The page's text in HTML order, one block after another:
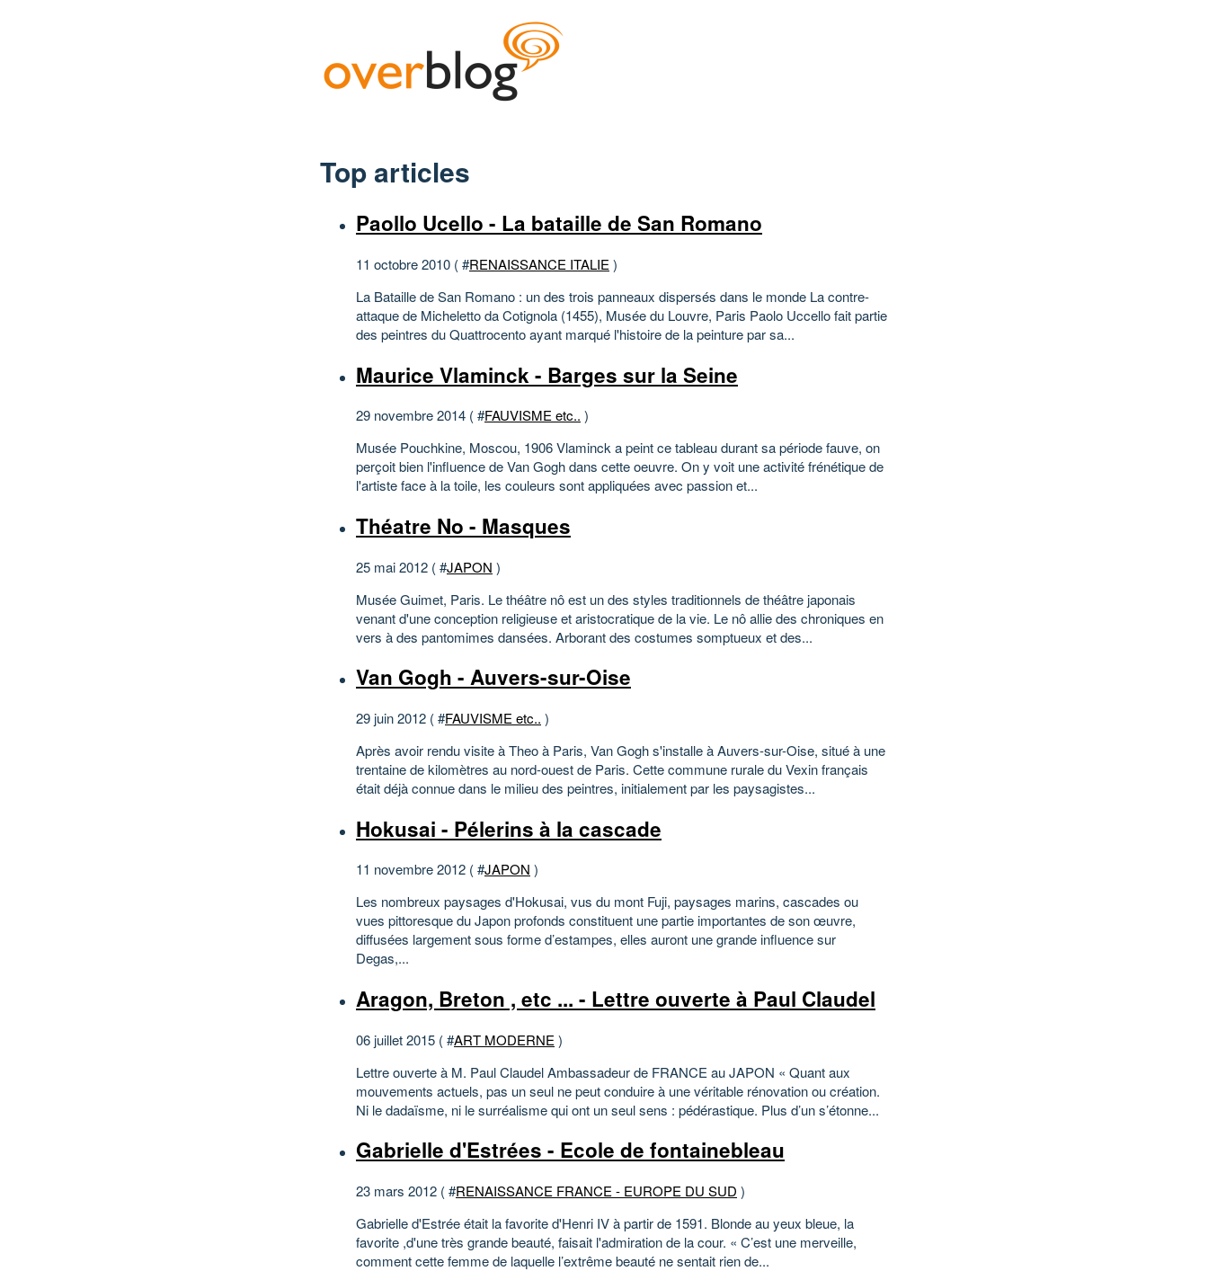
Top articles
Paollo Ucello - La bataille de San Romano
11 octobre 2010 ( #RENAISSANCE ITALIE )
La Bataille de San Romano : un des trois panneaux dispersés dans le monde La contre-
attaque de Micheletto da Cotignola (1455), Musée du Louvre, Paris Paolo Uccello fait partie
des peintres du Quattrocento ayant marqué l'histoire de la peinture par sa...
Maurice Vlaminck - Barges sur la Seine
29 novembre 2014 ( #FAUVISME etc.. )
Musée Pouchkine, Moscou, 1906 Vlaminck a peint ce tableau durant sa période fauve, on
perçoit bien l'influence de Van Gogh dans cette oeuvre. On y voit une activité frénétique de
l'artiste face à la toile, les couleurs sont appliquées avec passion et...
Théatre No - Masques
25 mai 2012 ( #JAPON )
Musée Guimet, Paris. Le théâtre nô est un des styles traditionnels de théâtre japonais
venant d'une conception religieuse et aristocratique de la vie. Le nô allie des chroniques en
vers à des pantomimes dansées. Arborant des costumes somptueux et des...
Van Gogh - Auvers-sur-Oise
29 juin 2012 ( #FAUVISME etc.. )
Après avoir rendu visite à Theo à Paris, Van Gogh s'installe à Auvers-sur-Oise, situé à une
trentaine de kilomètres au nord-ouest de Paris. Cette commune rurale du Vexin français
était déjà connue dans le milieu des peintres, initialement par les paysagistes...
Hokusai - Pélerins à la cascade
11 novembre 2012 ( #JAPON )
Les nombreux paysages d'Hokusai, vus du mont Fuji, paysages marins, cascades ou
vues pittoresque du Japon profonds constituent une partie importantes de son œuvre,
diffusées largement sous forme d’estampes, elles auront une grande influence sur
Degas,...
Aragon, Breton , etc ... - Lettre ouverte à Paul Claudel
06 juillet 2015 ( #ART MODERNE )
Lettre ouverte à M. Paul Claudel Ambassadeur de FRANCE au JAPON « Quant aux
mouvements actuels, pas un seul ne peut conduire à une véritable rénovation ou création.
Ni le dadaïsme, ni le surréalisme qui ont un seul sens : pédérastique. Plus d’un s’étonne...
Gabrielle d'Estrées - Ecole de fontainebleau
23 mars 2012 ( #RENAISSANCE FRANCE - EUROPE DU SUD )
Gabrielle d'Estrée était la favorite d'Henri IV à partir de 1591. Blonde au yeux bleue, la
favorite ,d'une très grande beauté, faisait l'admiration de la cour. « C’est une merveille,
comment cette femme de laquelle l’extrême beauté ne sentait rien de...